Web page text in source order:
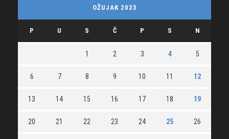
OŽUJAK 2023
P U S Č P S N
1 2 3 4 5
6 7 8 9 10 11 12
13 14 15 16 17 18 19
20 21 22 23 24 25 26